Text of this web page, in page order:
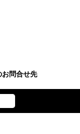
お問合せ先